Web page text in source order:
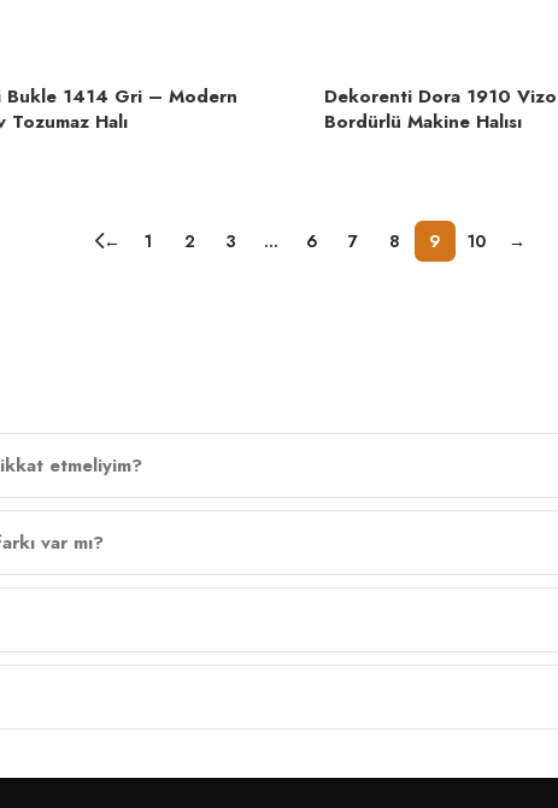
Bukle 1414 Gri – Modern
Tozumaz Halı
Dekorenti Dora 1910
Bordürlü Makine Halısı
← 1 2 3 … 6 7 8 9 10 →
etmeliyim?
var mı?